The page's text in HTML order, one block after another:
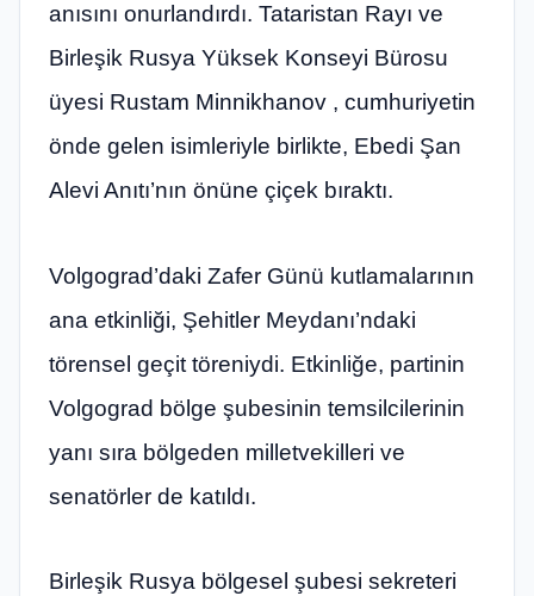
anısını onurlandırdı. Tataristan Rayı ve
Birleşik Rusya Yüksek Konseyi Bürosu
üyesi Rustam Minnikhanov , cumhuriyetin
önde gelen isimleriyle birlikte, Ebedi Şan
Alevi Anıtı’nın önüne çiçek bıraktı.
Volgograd’daki Zafer Günü kutlamalarının
ana etkinliği, Şehitler Meydanı’ndaki
törensel geçit töreniydi. Etkinliğe, partinin
Volgograd bölge şubesinin temsilcilerinin
yanı sıra bölgeden milletvekilleri ve
senatörler de katıldı.
Birleşik Rusya bölgesel şubesi sekreteri